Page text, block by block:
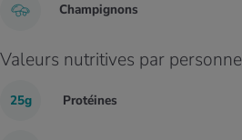
Champignons
Valeurs nutritives par personne
25g Protéines